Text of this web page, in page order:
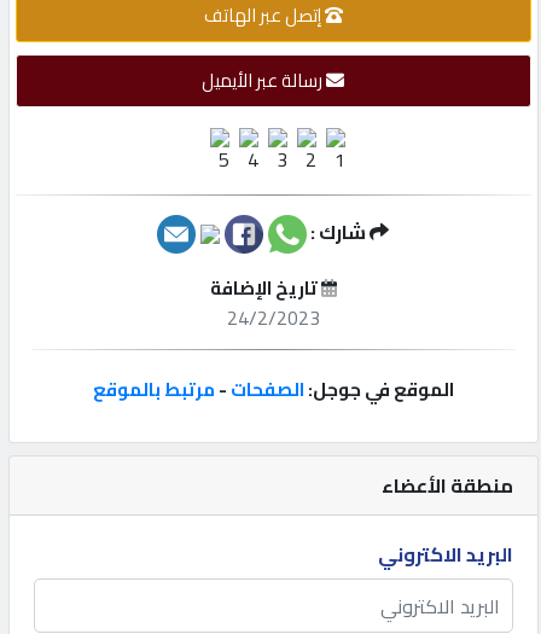
شركات
إعلانات
المنتدى
كيو
مزاد
منطقة الأعضاء
البريد الاكتروني
إتصل عبر الهاتف
رسالة عبر الأيميل
شارك :
تاريخ الإضافة
24/2/2023
الموقع في جوجل:الصفحات-مرتبط بالموقع